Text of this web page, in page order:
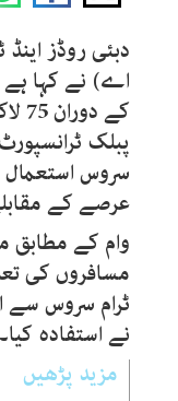
دبئی روڈز اینڈ
اے) نے کہا ہے
پبلک
سروس
عرصے کے مقابلے میں 14
وام کے مطابق
نے استفادہ کیا۔
مزید پڑھیں